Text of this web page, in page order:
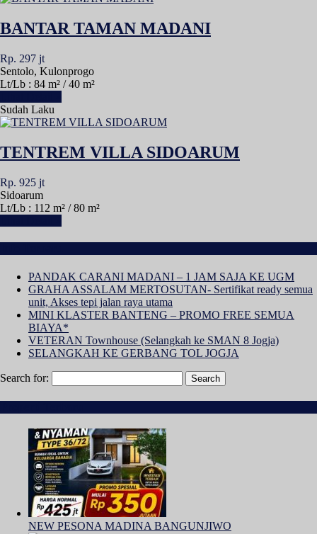
BANTAR TAMAN MADANI
Rp. 297 jt
Sentolo, Kulonprogo
Lt/Lb : 84 m² / 40 m²
Sudah Laku
TENTREM VILLA SIDOARUM
Rp. 925 jt
Sidoarum
Lt/Lb : 112 m² / 80 m²
PANDAK CARANI MADANI – 1 JAM SAJA KE UGM
GRAHA ASSALAM MERTOSUTAN- Sertifikat ready semua
unit, Akses tepi jalan raya utama
MINI KLASTER BANTENG – PROMO FREE SEMUA
BIAYA*
VETERAN Townhouse (Selangkah ke SMAN 8 Jogja)
SELANGKAH KE GERBANG TOL JOGJA
Search for:
NEW PESONA MADINA BANGUNJIWO